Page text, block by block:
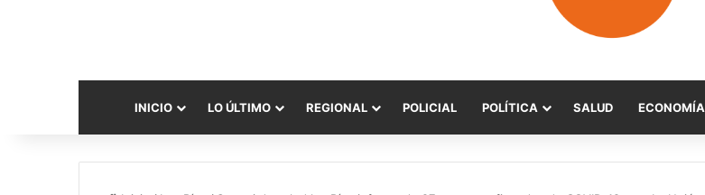
INICIO LO ÚLTIMO REGIONAL POLICIAL POLÍTICA SALUD ECONOMÍA